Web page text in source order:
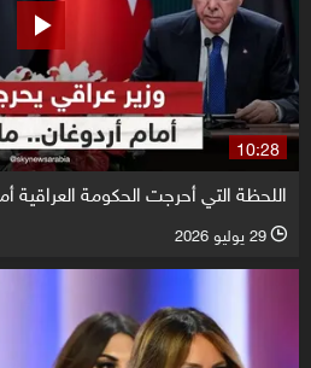
10:28
اللحظة التي أحرجت الحكومة العراقية
l 29 يوليو 2026